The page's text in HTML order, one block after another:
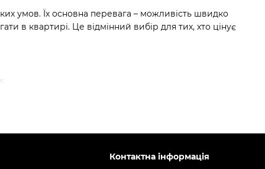
умов. Їх основна перевага – можливість швидко
в квартирі. Це відмінний вибір для тих, хто цінує
в тому числі планетарна система.
20"
. Обидві моделі чудово
Контактна інформація